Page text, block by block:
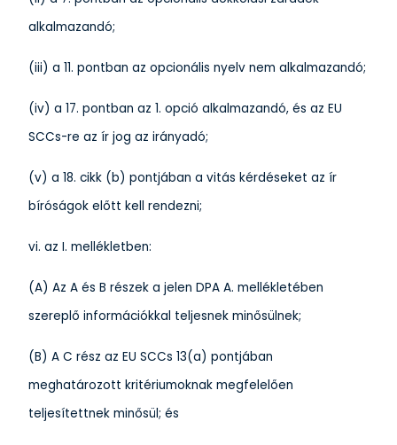
alkalmazandó;
(iii) a 11. pontban az opcionális nyelv nem alkalmazandó;
(iv) a 17. pontban az 1. opció alkalmazandó, és az EU
SCCs-re az ír jog az irányadó;
(v) a 18. cikk (b) pontjában a vitás kérdéseket az ír
bíróságok előtt kell rendezni;
vi. az I. mellékletben:
(A) Az A és B részek a jelen DPA A. mellékletében
szereplő információkkal teljesnek minősülnek;
(B) A C rész az EU SCCs 13(a) pontjában
meghatározott kritériumoknak megfelelően
teljesítettnek minősül; és